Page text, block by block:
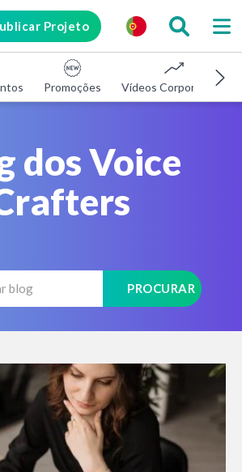
Projeto
Promoções Vídeos Corporativos
dos Voice